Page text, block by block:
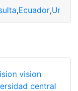
,Ecuador,